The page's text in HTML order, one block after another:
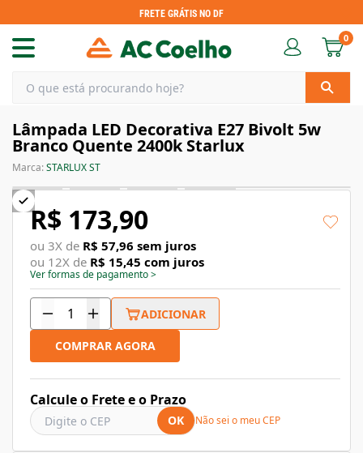
FRETE GRÁTIS NO DF
0
Lâmpada LED Decorativa E27 Bivolt 5w
Branco Quente 2400k Starlux
Marca:STARLUX ST
R$ 173,90
ou 3X de R$ 57,96 sem juros
ou 12X de R$ 15,45 com juros
Ver formas de pagamento>
ADICIONAR
COMPRAR AGORA
Calcule o Frete e o Prazo
OK Não sei o meu CEP